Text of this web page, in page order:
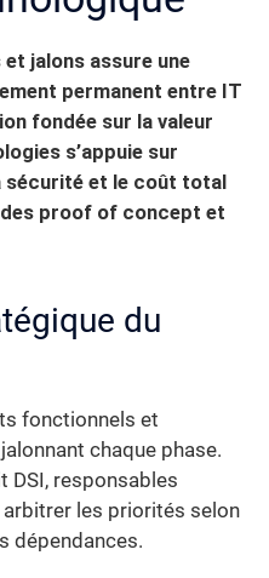
jalons assure une
permanent entre IT
fondée sur la valeur
s’appuie sur
sécurité et le coût total
proof of concept et
du
fonctionnels et
chaque phase.
DSI, responsables
les priorités selon
dépendances.